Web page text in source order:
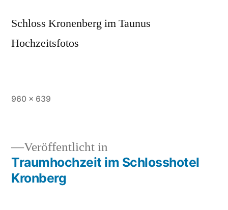
Schloss Kronenberg im Taunus
Hochzeitsfotos
Originalgröße
960 × 639
Beitragsnavigation
Veröffentlicht in
Traumhochzeit im Schlosshotel
Kronberg